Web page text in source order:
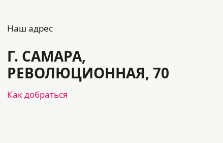
Наш адрес
Г. САМАРА,
РЕВОЛЮЦИОННАЯ, 70
Как добраться